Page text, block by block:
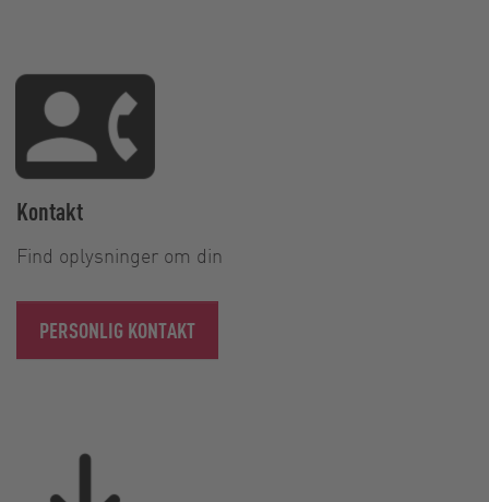
Kontakt
Find oplysninger om din
PERSONLIG KONTAKT